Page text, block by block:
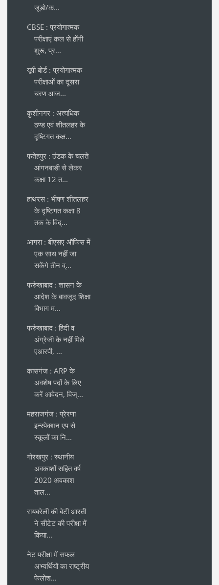
जूडो/क...
CBSE : प्रयोगात्मक
परीक्षाएं कल से होंगी
शुरू, प्र...
यूपी बोर्ड : प्रयोगात्मक
परीक्षाओं का दूसरा
चरण आज...
कुशीनगर : अत्यधिक
ठण्ड एवं शीतलहर के
दृष्टिगत कक्ष...
फतेहपुर : ठंडक के चलते
आंगनबाडी से लेकर
कक्षा 12 त...
हाथरस : भीषण शीतलहर
के दृष्टिगत कक्षा 8
तक के विद्...
आगरा : बीएसए ऑफिस में
एक साथ नहीं जा
सकेंगे तीन व्...
फर्रुखाबाद : शासन के
आदेश के बावजूद शिक्षा
विभाग म...
फर्रुखाबाद : हिंदी व
अंग्रेजी के नहीं मिले
एआरपी, ...
कासगंज : ARP के
अवशेष पदों के लिए
करें आवेदन, विज्...
महराजगंज : प्रेरणा
इन्स्पेक्शन एप से
स्कूलों का नि...
गोरखपुर : स्थानीय
अवकाशों सहित वर्ष
2020 अवकाश
ताल...
रायबरेली की बेटी आरती
ने सीटेट की परीक्षा में
किया...
नेट परीक्षा में सफल
अभ्यर्थियों का राष्ट्रीय
फेलोश...